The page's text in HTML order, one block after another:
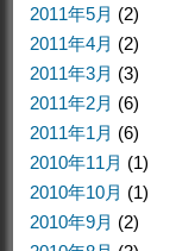
2011年5月 (2)
2011年4月 (2)
2011年3月 (3)
2011年2月 (6)
2011年1月 (6)
2010年11月 (1)
2010年10月 (1)
2010年9月 (2)